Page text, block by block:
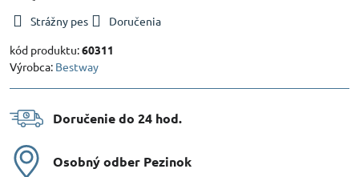
Strážny pes
Doručenia
kód produktu:60311
Výrobca: Bestway
Doručenie do 24 hod​.
Osobný odber Pezinok